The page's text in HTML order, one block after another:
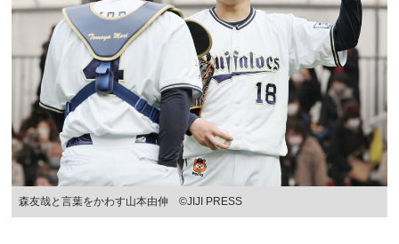
森友哉と言葉をかわす山本由伸 ©︎JIJI PRESS